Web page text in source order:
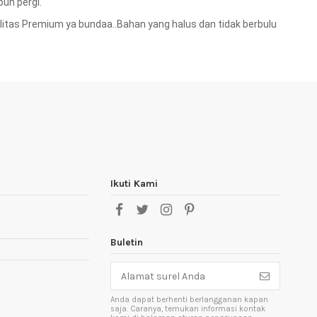
Premium ya bundaa..Bahan yang halus dan tidak berbulu
Ikuti Kami
Buletin
Anda dapat berhenti berlangganan kapan
saja. Caranya, temukan informasi kontak